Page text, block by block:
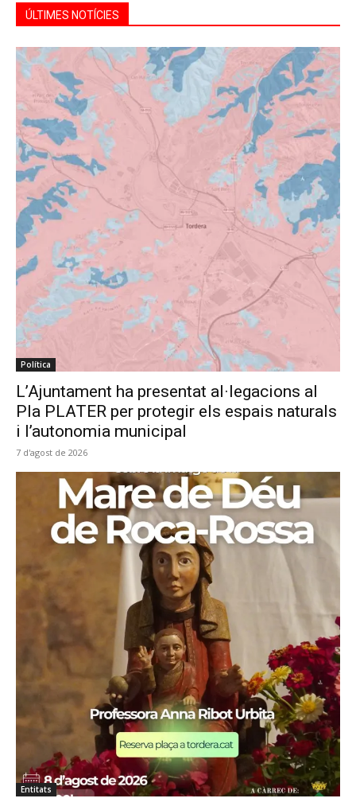
ÚLTIMES NOTÍCIES
Política
L’Ajuntament ha presentat al·legacions al
Pla PLATER per protegir els espais naturals
i l’autonomia municipal
7 d'agost de 2026
Entitats